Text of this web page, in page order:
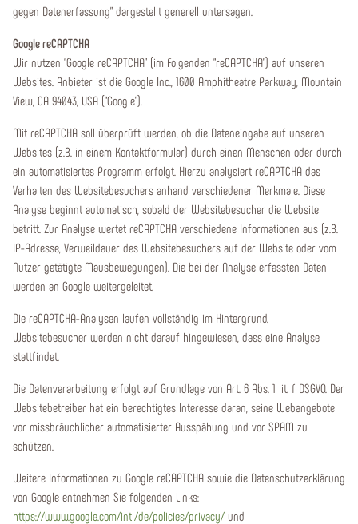
gegen Datenerfassung” dargestellt generell untersagen.
Google reCAPTCHA
Wir nutzen “Google reCAPTCHA” (im Folgenden “reCAPTCHA”) auf unseren
Websites. Anbieter ist die Google Inc., 1600 Amphitheatre Parkway, Mountain
View, CA 94043, USA (“Google”).
Mit reCAPTCHA soll überprüft werden, ob die Dateneingabe auf unseren
Websites (z.B. in einem Kontaktformular) durch einen Menschen oder durch
ein automatisiertes Programm erfolgt. Hierzu analysiert reCAPTCHA das
Verhalten des Websitebesuchers anhand verschiedener Merkmale. Diese
Analyse beginnt automatisch, sobald der Websitebesucher die Website
betritt. Zur Analyse wertet reCAPTCHA verschiedene Informationen aus (z.B.
IP-Adresse, Verweildauer des Websitebesuchers auf der Website oder vom
Nutzer getätigte Mausbewegungen). Die bei der Analyse erfassten Daten
werden an Google weitergeleitet.
Die reCAPTCHA-Analysen laufen vollständig im Hintergrund.
Websitebesucher werden nicht darauf hingewiesen, dass eine Analyse
stattfindet.
Die Datenverarbeitung erfolgt auf Grundlage von Art. 6 Abs. 1 lit. f DSGVO. Der
Websitebetreiber hat ein berechtigtes Interesse daran, seine Webangebote
vor missbräuchlicher automatisierter Ausspähung und vor SPAM zu
schützen.
Weitere Informationen zu Google reCAPTCHA sowie die Datenschutzerklärung
von Google entnehmen Sie folgenden Links:
https://www.google.com/intl/de/policies/privacy/ und